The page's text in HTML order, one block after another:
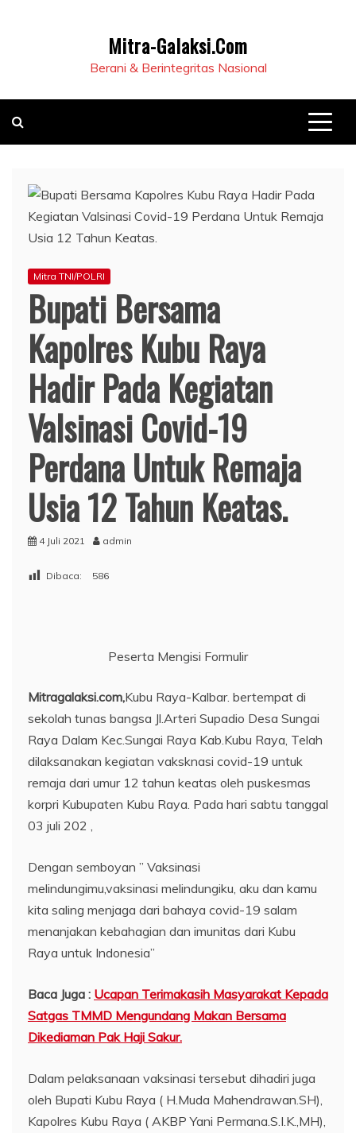
Mitra-Galaksi.Com
Berani & Berintegritas Nasional
Mitra TNI/POLRI
Bupati Bersama
Kapolres Kubu Raya
Hadir Pada Kegiatan
Valsinasi Covid-19
Perdana Untuk Remaja
Usia 12 Tahun Keatas.
4 Juli 2021 admin
Dibaca: 586
Peserta Mengisi Formulir
Mitragalaksi.com,Kubu Raya-Kalbar. bertempat di
sekolah tunas bangsa Jl.Arteri Supadio Desa Sungai
Raya Dalam Kec.Sungai Raya Kab.Kubu Raya, Telah
dilaksanakan kegiatan vaksknasi covid-19 untuk
remaja dari umur 12 tahun keatas oleh puskesmas
korpri Kubupaten Kubu Raya. Pada hari sabtu tanggal
03 juli 202 ,
Dengan semboyan ” Vaksinasi
melindungimu,vaksinasi melindungiku, aku dan kamu
kita saling menjaga dari bahaya covid-19 salam
menanjakan kebahagian dan imunitas dari Kubu
Raya untuk Indonesia”
Baca Juga : Ucapan Terimakasih Masyarakat Kepada
Satgas TMMD Mengundang Makan Bersama
Dikediaman Pak Haji Sakur.
Dalam pelaksanaan vaksinasi tersebut dihadiri juga
oleh Bupati Kubu Raya ( H.Muda Mahendrawan.SH),
Kapolres Kubu Raya ( AKBP Yani Permana.S.I.K.,MH),